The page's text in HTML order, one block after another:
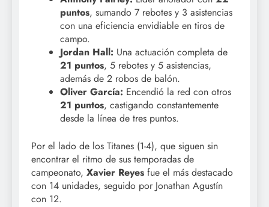
puntos, sumando 7 rebotes y 3 asistencias
con una eficiencia envidiable en tiros de
campo.
Jordan Hall: Una actuación completa de
21 puntos, 5 rebotes y 5 asistencias,
además de 2 robos de balón.
Oliver García: Encendió la red con otros
21 puntos, castigando constantemente
desde la línea de tres puntos.
Por el lado de los Titanes (1-4), que siguen sin
encontrar el ritmo de sus temporadas de
campeonato, Xavier Reyes fue el más destacado
con 14 unidades, seguido por Jonathan Agustín
con 12.